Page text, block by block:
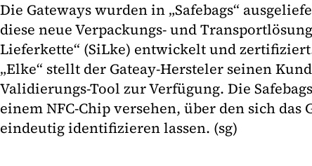
Die Gateways wurden in „Safebags“
diese neue Verpackungs- und
Lieferkette“ (SiLke) entwickelt und
„Elke“ stellt der Gateay-Hersteler seinen
Validierungs-Tool zur Verfügung. Die
einem NFC-Chip versehen, über den sich das
eindeutig identifizieren lassen. (sg)